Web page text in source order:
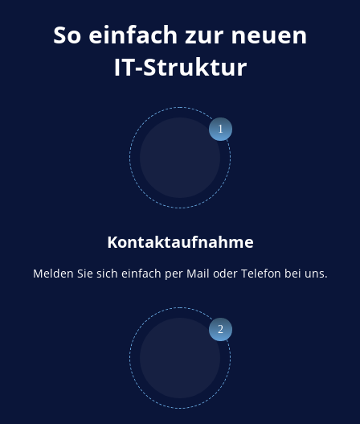
So einfach zur neuen
IT-Struktur
Kontaktaufnahme
Melden Sie sich einfach per Mail oder Telefon bei uns.
1
2